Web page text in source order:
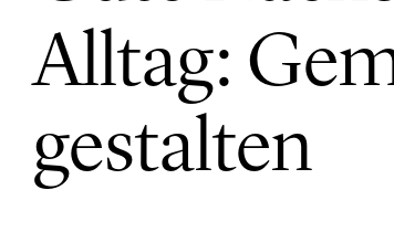
Alltag:
gestalten